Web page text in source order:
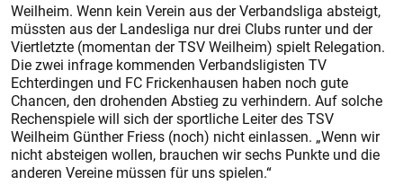
Weilheim. Wenn kein Verein aus der Verbandsliga absteigt,
müssten aus der Landesliga nur drei Clubs runter und der
Viertletzte (momentan der TSV Weilheim) spielt Relegation.
Die zwei infrage kommenden Verbandsligisten TV
Echterdingen und FC Frickenhausen haben noch gute
Chancen, den drohenden Abstieg zu verhindern. Auf solche
Rechenspiele will sich der sportliche Leiter des TSV
Weilheim Günther Friess (noch) nicht einlassen. „Wenn wir
nicht absteigen wollen, brauchen wir sechs Punkte und die
anderen Vereine müssen für uns spielen.“